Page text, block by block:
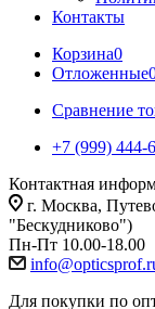
Контакты
Корзина0
Отложенные
Сравнение
+7 (999) 444-
Контактная
г. Москва,
"Бескудниково")
Пн-Пт 10.00-18.00
Для покупки по